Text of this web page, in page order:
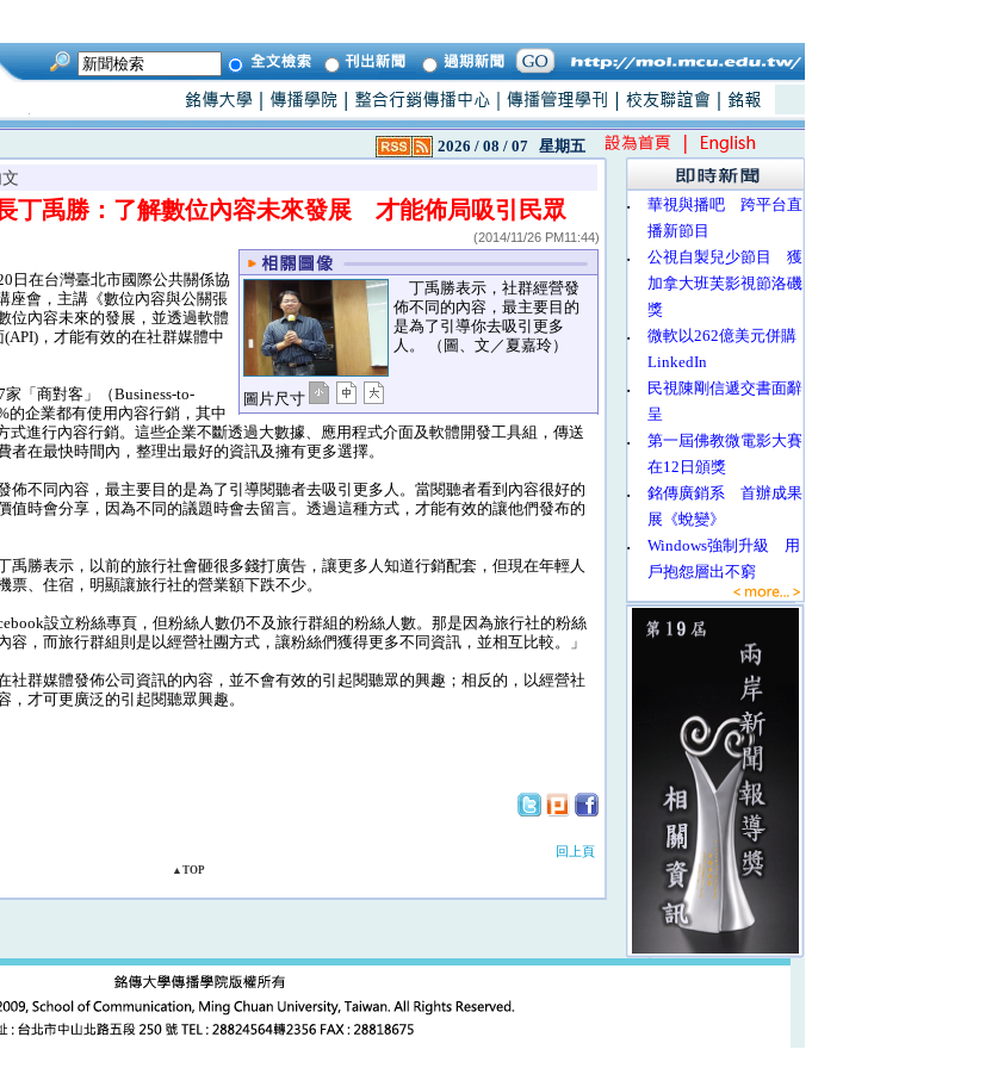
2026 / 08 / 07 星期五
丁禹勝：了解數位內容未來發展 才能佈局吸引民眾
(2014/11/26 PM11:44)
丁禹勝表示，社群經營發
佈不同的內容，最主要目的
是為了引導你去吸引更多
人。 （圖、文／夏嘉玲）
圖片尺寸
日在台灣臺北市國際公共關係協
座會，主講《數位內容與公關張
位內容未來的發展，並透過軟體
，才能有效的在社群媒體中
「商對客」（Business-to-
的企業都有使用內容行銷，其中
式進行內容行銷。這些企業不斷透過大數據、應用程式介面及軟體開發工具組，傳送
者在最快時間內，整理出最好的資訊及擁有更多選擇。
不同內容，最主要目的是為了引導閱聽者去吸引更多人。當閱聽者看到內容很好的
值時會分享，因為不同的議題時會去留言。透過這種方式，才能有效的讓他們發布的
勝表示，以前的旅行社會砸很多錢打廣告，讓更多人知道行銷配套，但現在年輕人
、住宿，明顯讓旅行社的營業額下跌不少。
設立粉絲專頁，但粉絲人數仍不及旅行群組的粉絲人數。那是因為旅行社的粉絲
容，而旅行群組則是以經營社團方式，讓粉絲們獲得更多不同資訊，並相互比較。」
群媒體發佈公司資訊的內容，並不會有效的引起閱聽眾的興趣；相反的，以經營社
才可更廣泛的引起閱聽眾興趣。
回上頁
▲TOP
‧
華視與播吧 跨平台直
播新節目
‧
公視自製兒少節目 獲
加拿大班芙影視節洛磯
獎
‧
微軟以262億美元併購
LinkedIn
‧
民視陳剛信遞交書面辭
呈
‧
第一屆佛教微電影大賽
在12日頒獎
‧
銘傳廣銷系 首辦成果
展《蛻變》
‧
Windows強制升級 用
戶抱怨層出不窮